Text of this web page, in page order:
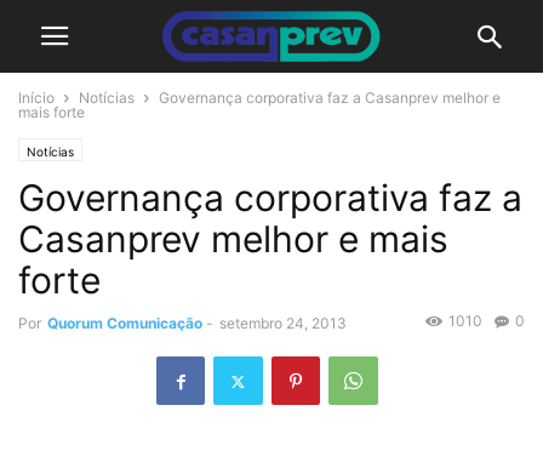
Início Notícias
Governança corporativa faz a Casanprev melhor e
mais forte
Notícias
Governança corporativa faz a
Casanprev melhor e mais
forte
Por Quorum Comunicação - setembro 24, 2013 0
1010